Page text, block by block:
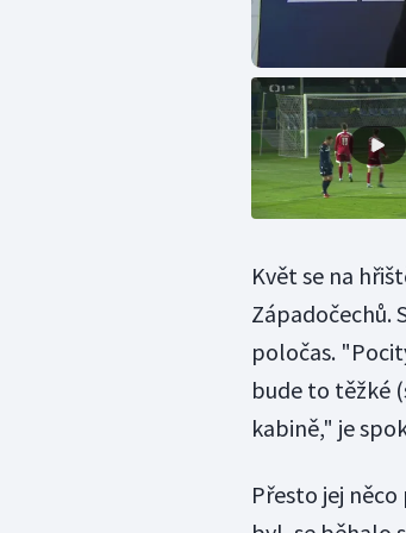
Květ se na
Západočechů.
poločas.
bude to těžké
kabině," je
Přesto jej